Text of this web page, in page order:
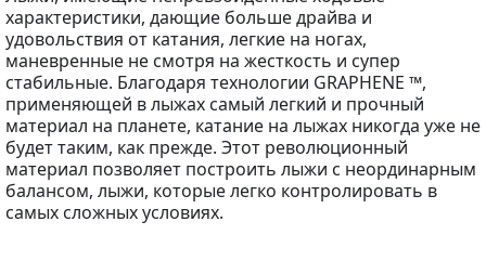
характеристики, дающие больше драйва и
удовольствия от катания, легкие на ногах,
маневренные не смотря на жесткость и супер
стабильные. Благодаря технологии GRAPHENE ™,
применяющей в лыжах самый легкий и прочный
материал на планете, катание на лыжах никогда уже не
будет таким, как прежде. Этот революционный
материал позволяет построить лыжи с неординарным
балансом, лыжи, которые легко контролировать в
самых сложных условиях.